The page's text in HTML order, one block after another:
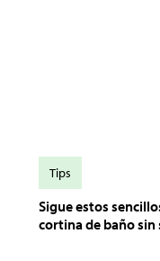
Sigue estos
cortina de baño sin
Tips